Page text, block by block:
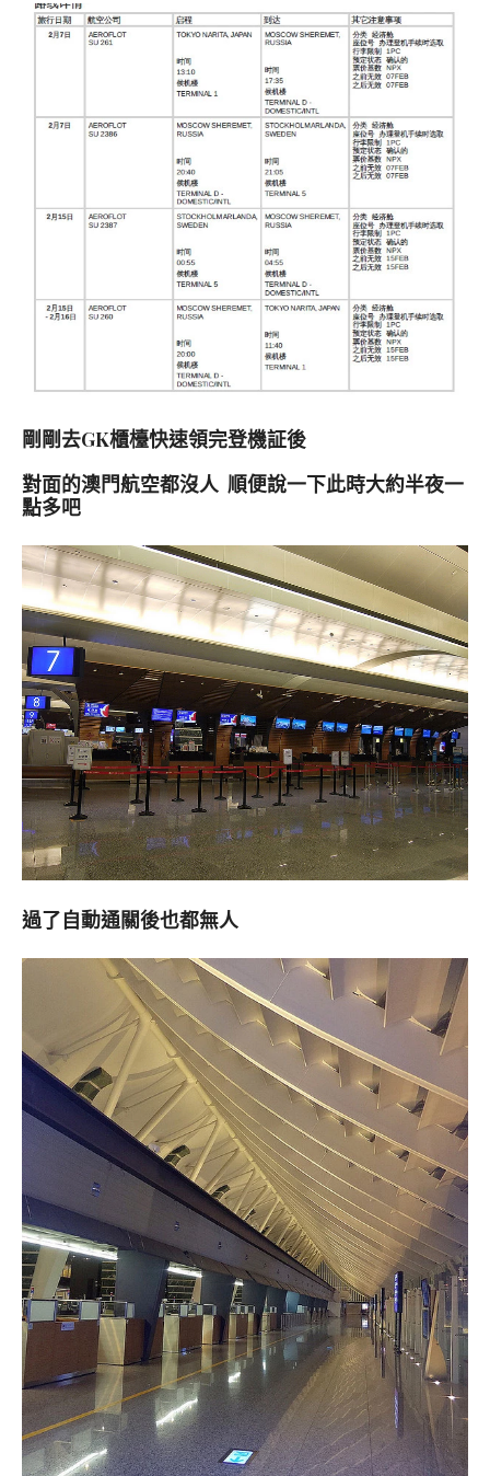
剛剛去GK櫃檯快速領完登機証後
對面的澳門航空都沒人 順便說一下此時大約半夜一
點多吧
過了自動通關後也都無人